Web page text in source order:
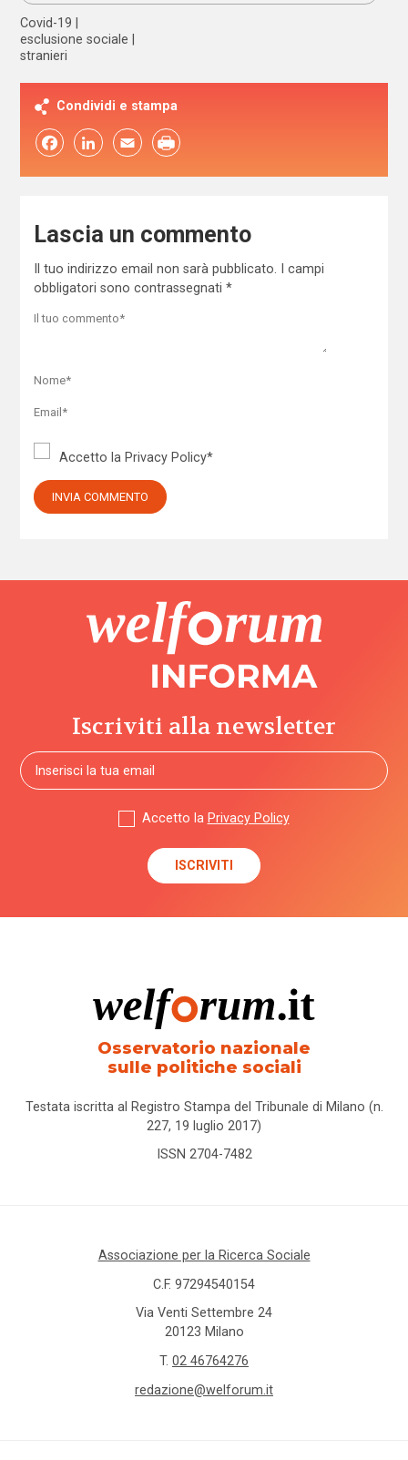
Covid-19
esclusione sociale
stranieri
Condividi e stampa
FacebookLinkedIn Email
Lascia un commento
Il tuo indirizzo email non sarà pubblicato.
I campi
obbligatori sono contrassegnati *
Accetto la Privacy Policy*
Iscriviti alla newsletter
Accetto la Privacy Policy
Osservatorio nazionale
sulle politiche sociali
Testata iscritta al Registro Stampa del Tribunale di Milano (n.
227, 19 luglio 2017)
ISSN 2704-7482
Associazione per la Ricerca Sociale
C.F. 97294540154
Via Venti Settembre 24
20123 Milano
T. 02 46764276
redazione@welforum.it